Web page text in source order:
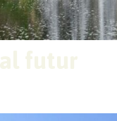
futur